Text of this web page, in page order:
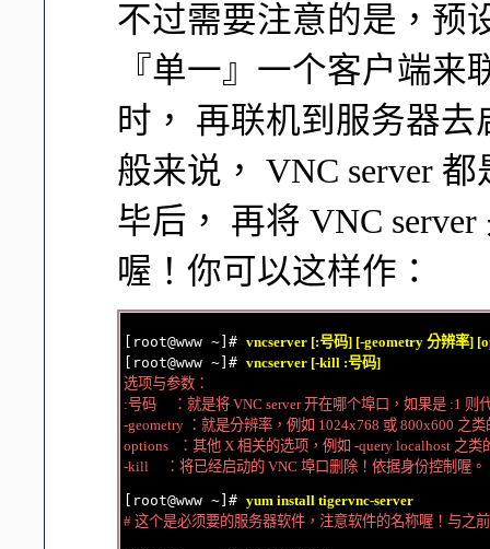
不过需要注意的是，预
『单一』一个客户端
时， 再联机到服务器去
般来说， VNC server
毕后， 再将 VNC
喔！你可以这样作：
[root@www ~]# vncserver [:号码] [-geometry 分辨率]
[root@www ~]# vncserver [-kill :号码]
选项与参数：
:号码     ：就是将 VNC server 开在哪个埠口，如果是 :1 则
-geometry ：就是分辨率，例如 1024x768 或 800x600 之类
options   ：其他 X 相关的选项，例如 -query localhost 之类
-kill     ：将已经启动的 VNC 埠口删除！依据身份控制喔。
[root@www ~]# yum install tigervnc-server
# 这个是必须要的服务器软件，注意软件的名称喔！与之